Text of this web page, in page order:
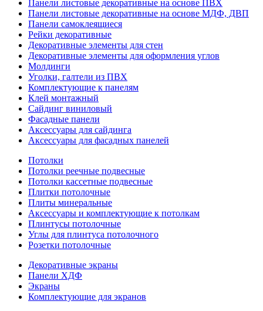
Панели листовые декоративные на основе ПВХ
Панели листовые декоративные на основе МДФ, ДВП
Панели самоклеящиеся
Рейки декоративные
Декоративные элементы для стен
Декоративные элементы для оформления углов
Молдинги
Уголки, галтели из ПВХ
Комплектующие к панелям
Клей монтажный
Сайдинг виниловый
Фасадные панели
Аксессуары для сайдинга
Аксессуары для фасадных панелей
Потолки
Потолки реечные подвесные
Потолки кассетные подвесные
Плитки потолочные
Плиты минеральные
Аксессуары и комплектующие к потолкам
Плинтусы потолочные
Углы для плинтуса потолочного
Розетки потолочные
Декоративные экраны
Панели ХДФ
Экраны
Комплектующие для экранов